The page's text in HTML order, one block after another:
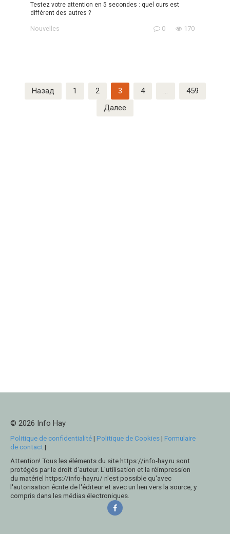
Testez votre attention en 5 secondes : quel ours est
différent des autres ?
Nouvelles 0 170
Пагинация
записей
Назад 1 2 3 4 …
459
Далее
© 2026 Info Hay
Politique de confidentialité| Politique de Cookies| Formulaire
de contact|
Attention! Tous les éléments du site https://info-hay.ru sont
protégés par le droit d'auteur. L'utilisation et la réimpression
du matériel https://info-hay.ru/ n'est possible qu'avec
l'autorisation écrite de l'éditeur et avec un lien vers la source, y
compris dans les médias électroniques.